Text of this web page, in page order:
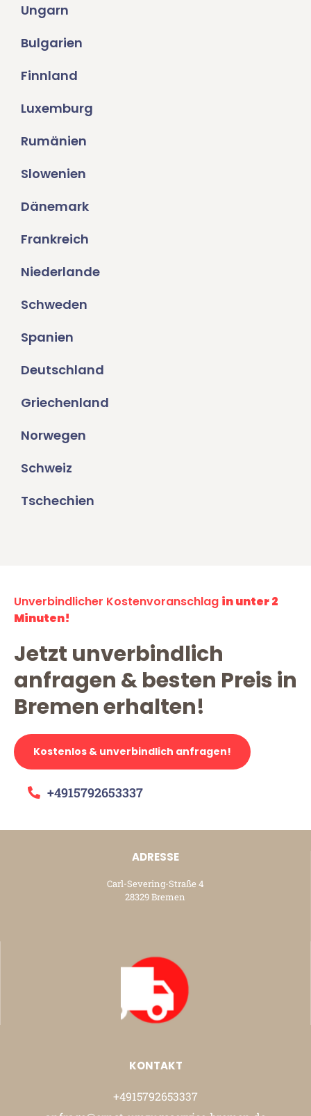
Ungarn
Bulgarien
Finnland
Luxemburg
Rumänien
Slowenien
Dänemark
Frankreich
Niederlande
Schweden
Spanien
Deutschland
Griechenland
Norwegen
Schweiz
Tschechien
Unverbindlicher Kostenvoranschlag in unter 2
Minuten!
Jetzt unverbindlich
anfragen & besten Preis in
Bremen erhalten!
Kostenlos & unverbindlich anfragen!
+4915792653337
ADRESSE
Carl-Severing-Straße 4
28329 Bremen
KONTAKT
+4915792653337